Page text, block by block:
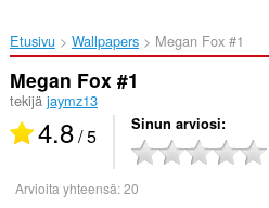
Etusivu Wallpapers Megan Fox #1‎
Megan Fox #1
tekijä jaymz13
4.8/ 5 Sinun arviosi
Arvioita yhteensä:20